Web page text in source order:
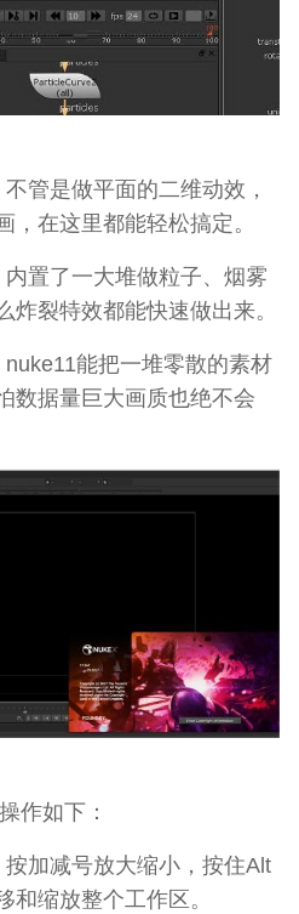
是做平面的二维动效，
在这里都能轻松搞定。
置了一大堆做粒子、烟雾
裂特效都能快速做出来。
能把一堆零散的素材
数据量巨大画质也绝不会
如下：
加减号放大缩小，按住Alt
和缩放整个工作区。